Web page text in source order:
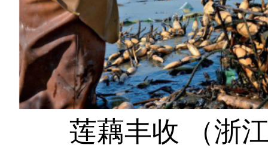
莲藕丰收 （浙江